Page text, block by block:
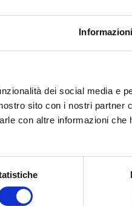
dei social media e
sito con i nostri partner
con altre informazioni che